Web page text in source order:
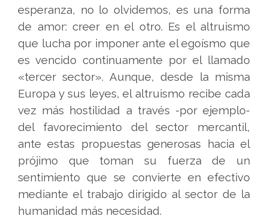
esperanza, no lo olvidemos, es una forma
de amor: creer en el otro. Es el altruismo
que lucha por imponer ante el egoísmo que
es vencido continuamente por el llamado
«tercer sector». Aunque, desde la misma
Europa y sus leyes, el altruismo recibe cada
vez más hostilidad a través -por ejemplo-
del favorecimiento del sector mercantil,
ante estas propuestas generosas hacia el
prójimo que toman su fuerza de un
sentimiento que se convierte en efectivo
mediante el trabajo dirigido al sector de la
humanidad más necesidad.